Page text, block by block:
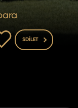
DO OBLÍBENÝCH
SDÍLET